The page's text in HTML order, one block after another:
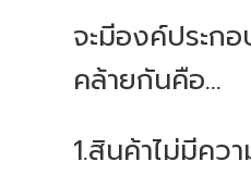
จะมีองค์ประก
คล้ายกันคือ…
1.สินค้าไม่มีคว